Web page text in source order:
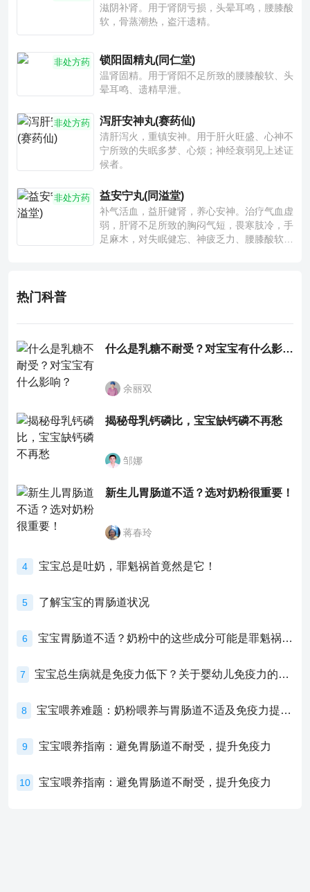
滋阴补肾。用于肾阴亏损，头晕耳鸣，腰膝酸
软，骨蒸潮热，盗汗遗精。
非处方药 锁阳固精丸(同仁堂)
温肾固精。用于肾阳不足所致的腰膝酸软、头
晕耳鸣、遗精早泄。
非处方药 泻肝安神丸(赛药仙)
清肝泻火，重镇安神。用于肝火旺盛、心神不
宁所致的失眠多梦、心烦；神经衰弱见上述证
候者。
非处方药 益安宁丸(同溢堂)
补气活血，益肝健肾，养心安神。治疗气血虚
弱，肝肾不足所致的胸闷气短，畏寒肢冷，手
足麻木，对失眠健忘、神疲乏力、腰膝酸软也
热门科普
什么是乳糖不耐受？对宝宝有什么影响？
余丽双
揭秘母乳钙磷比，宝宝缺钙磷不再愁
邹娜
新生儿胃肠道不适？选对奶粉很重要！
蒋春玲
4 宝宝总是吐奶，罪魁祸首竟然是它！
5 了解宝宝的胃肠道状况
6 宝宝胃肠道不适？奶粉中的这些成分可能是罪魁祸首！
7 宝宝总生病就是免疫力低下？关于婴幼儿免疫力的真相，家长必须了解！
8 宝宝喂养难题：奶粉喂养与胃肠道不适及免疫力提升的奥秘
9 宝宝喂养指南：避免胃肠道不耐受，提升免疫力
10 宝宝喂养指南：避免胃肠道不耐受，提升免疫力